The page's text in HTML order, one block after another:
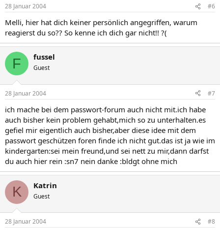
28 Januar 2004 #6
Melli, hier hat dich keiner persönlich angegriffen, warum
reagierst du so?? So kenne ich dich gar nicht!! ?(
F fussel
Guest
28 Januar 2004 #7
ich mache bei dem passwort-forum auch nicht mit.ich habe
auch bisher kein problem gehabt,mich so zu unterhalten.es
gefiel mir eigentlich auch bisher,aber diese idee mit dem
passwort geschützen foren finde ich nicht gut.das ist ja wie im
kindergarten:sei mein freund,und sei nett zu mir,dann darfst
du auch hier rein :sn7 nein danke :bldgt ohne mich
K Katrin
Guest
28 Januar 2004 #8